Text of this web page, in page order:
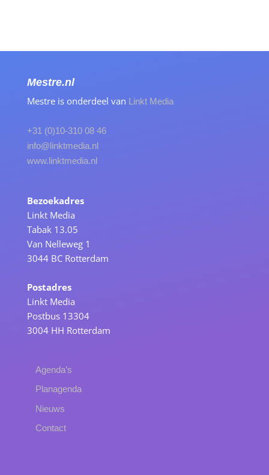
Mestre.nl
Mestre is onderdeel van Linkt Media
+31 (0)10-310 08 46
info@linktmedia.nl
www.linktmedia.nl
Bezoekadres
Linkt Media
Tabak 13.05
Van Nelleweg 1
3044 BC Rotterdam
Postadres
Linkt Media
Postbus 13304
3004 HH Rotterdam
Agenda’s
Planagenda
Nieuws
Contact